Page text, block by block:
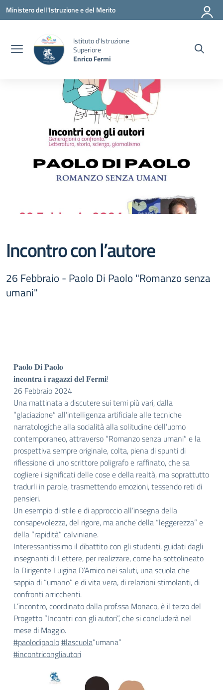
Vai ai contenuti
Vai al menu di navigazione
Vai al footer
Ministero dell'Istruzione e del Merito
Istituto d'Istruzione
Superiore
Enrico Fermi
Incontro con l’autore
26 Febbraio - Paolo Di Paolo "Romanzo senza
umani"
𝐏𝐚𝐨𝐥𝐨 𝐃𝐢 𝐏𝐚𝐨𝐥𝐨
𝐢𝐧𝐜𝐨𝐧𝐭𝐫𝐚 𝐢 𝐫𝐚𝐠𝐚𝐳𝐳𝐢 𝐝𝐞𝐥 𝐅𝐞𝐫𝐦𝐢!
26 Febbraio 2024
Una mattinata a discutere sui temi più vari, dalla
“glaciazione” all’intelligenza artificiale alle tecniche
narratologiche alla socialità alla solitudine dell’uomo
contemporaneo, attraverso “Romanzo senza umani” e la
prospettiva sempre originale, colta, piena di spunti di
riflessione di uno scrittore poligrafo e raffinato, che sa
cogliere i significati delle cose e della realtà, ma soprattutto
tradurli in parole, trasmettendo emozioni, tessendo reti di
pensieri.
Un esempio di stile e di approccio all’insegna della
consapevolezza, del rigore, ma anche della “leggerezza” e
della “rapidità” calviniane.
Interessantissimo il dibattito con gli studenti, guidati dagli
insegnanti di Lettere, per realizzare, come ha sottolineato
la Dirigente Luigina D’Amico nei saluti, una scuola che
sappia di “umano” e di vita vera, di relazioni stimolanti, di
confronti arricchenti.
L’incontro, coordinato dalla prof.ssa Monaco, è il terzo del
Progetto “Incontri con gli autori”, che si concluderà nel
mese di Maggio.
#paolodipaolo#lascuola”umana”
#incontricongliautori